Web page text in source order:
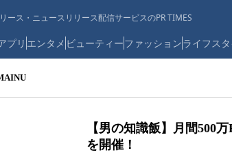
ース・ニュースリリース配信サービスのPR TIMES
プリ エンタメ ビューティーファッションライフス
【男の知識飯】月間500
を開催！